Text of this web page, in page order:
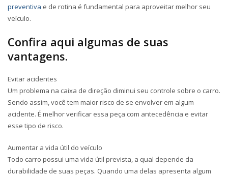
preventiva e de rotina é fundamental para aproveitar melhor seu
veículo.
Confira aqui algumas de suas
vantagens.
Evitar acidentes
Um problema na caixa de direção diminui seu controle sobre o carro.
Sendo assim, você tem maior risco de se envolver em algum
acidente. É melhor verificar essa peça com antecedência e evitar
esse tipo de risco.
Aumentar a vida útil do veículo
Todo carro possui uma vida útil prevista, a qual depende da
durabilidade de suas peças. Quando uma delas apresenta algum